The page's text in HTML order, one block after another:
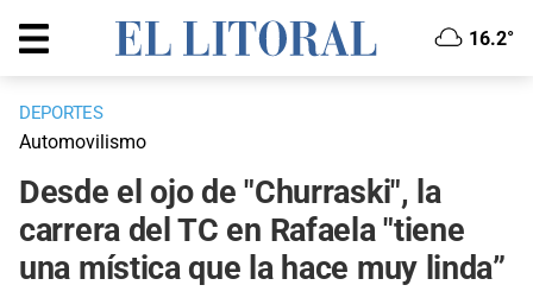
16.2°
DEPORTES
Automovilismo
Desde el ojo de "Churraski", la
carrera del TC en Rafaela "tiene
una mística que la hace muy linda”